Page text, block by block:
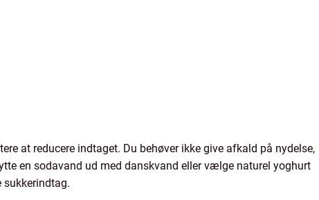
at reducere indtaget. Du behøver ikke give afkald på nydelse,
en sodavand ud med danskvand eller vælge naturel yoghurt